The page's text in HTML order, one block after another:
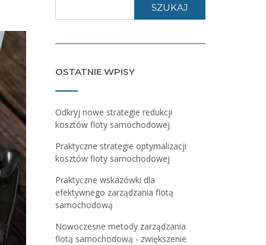
SZUKAJ
OSTATNIE WPISY
Odkryj nowe strategie redukcji
kosztów floty samochodowej
Praktyczne strategie optymalizacji
kosztów floty samochodowej
Praktyczne wskazówki dla
efektywnego zarządzania flotą
samochodową
Nowoczesne metody zarządzania
flotą samochodową - zwiększenie